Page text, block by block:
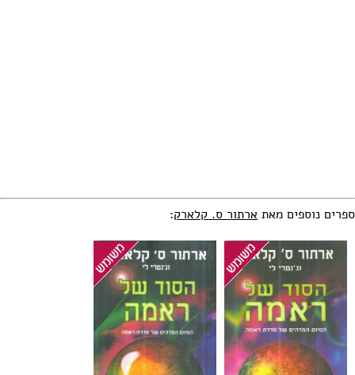
ספרים נוספים מאת ארתור ס. קלארק: